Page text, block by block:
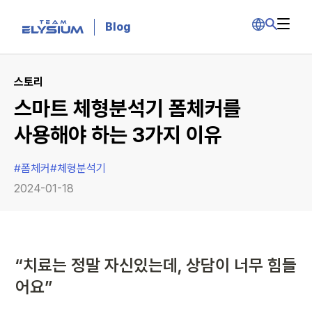
Blog
스토리
스마트 체형분석기 폼체커를
사용해야 하는 3가지 이유
#폼체커#체형분석기
2024-01-18
“치료는 정말 자신있는데, 상담이 너무 힘들
어요”